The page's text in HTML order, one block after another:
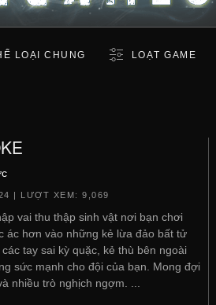
LOẠI CHUNG LOẠT GAME
| LƯỢT XEM: 9,069
vai thu thập sinh vật nơi bạn chơi
ác hơn vào những kẻ lừa đảo bất tử
tay sai kỳ quặc, kẻ thù bên ngoài
sức mạnh cho đội của bạn. Mong đợi
nhiều trò nghịch ngợm. ...